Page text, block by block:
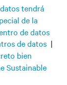
tendrá
de la
de datos
de datos |
bien
Sustainable